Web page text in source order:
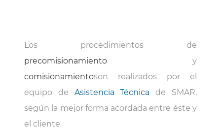
Los procedimientos de
precomisionamiento y
comisionamientoson realizados por el
equipo de Asistencia Técnica de SMAR,
según la mejor forma acordada entre éste y
el cliente.